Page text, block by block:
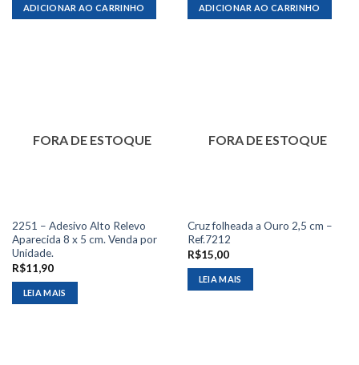
ADICIONAR AO CARRINHO ADICIONAR AO CARRINHO
FORA DE ESTOQUE
2251 – Adesivo Alto Relevo
Aparecida 8 x 5 cm. Venda por
Unidade.
R$11,90
LEIA MAIS
FORA DE ESTOQUE
Cruz folheada a Ouro 2,5 cm –
Ref.7212
R$15,00
LEIA MAIS